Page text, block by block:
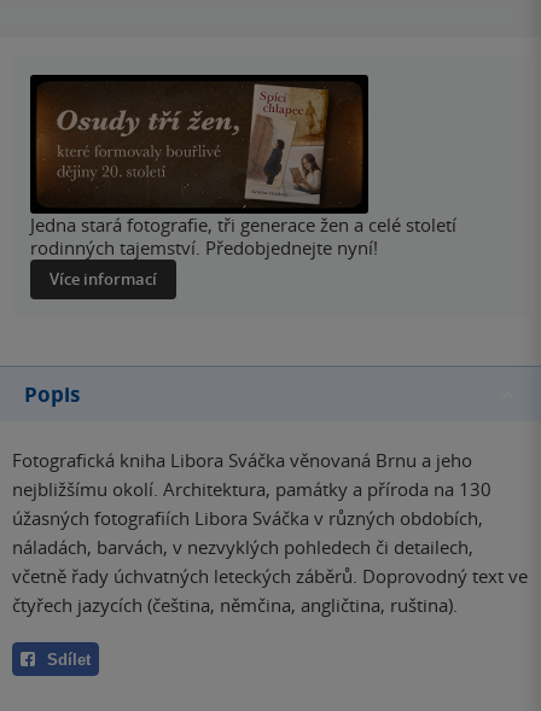
Jedna stará fotografie, tři generace žen a celé století
rodinných tajemství. Předobjednejte nyní!
Více informací
Popis
Fotografická kniha Libora Sváčka věnovaná Brnu a jeho
nejbližšímu okolí. Architektura, památky a příroda na 130
úžasných fotografiích Libora Sváčka v různých obdobích,
náladách, barvách, v nezvyklých pohledech či detailech,
včetně řady úchvatných leteckých záběrů. Doprovodný text ve
čtyřech jazycích (čeština, němčina, angličtina, ruština).
Sdílet